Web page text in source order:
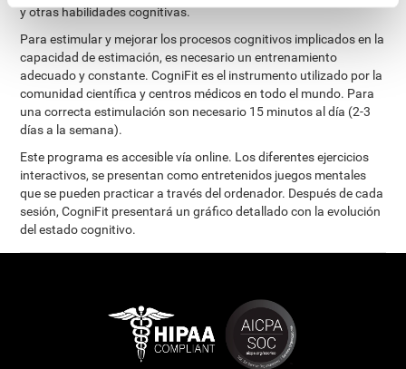
y otras habilidades cognitivas.
Para estimular y mejorar los procesos cognitivos implicados en la
capacidad de estimación, es necesario un entrenamiento
adecuado y constante. CogniFit es el instrumento utilizado por la
comunidad científica y centros médicos en todo el mundo. Para
una correcta estimulación son necesario 15 minutos al día (2-3
días a la semana).
Este programa es accesible vía online. Los diferentes ejercicios
interactivos, se presentan como entretenidos juegos mentales
que se pueden practicar a través del ordenador. Después de cada
sesión, CogniFit presentará un gráfico detallado con la evolución
del estado cognitivo.